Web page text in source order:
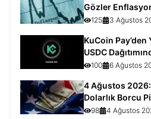
Gözler
125 3 Ağustos
KuCoin Pay’den
USDC
100 6 Ağustos
4 Ağustos
Dolarlık Borcu
Etkiliyor?
98 4 Ağustos